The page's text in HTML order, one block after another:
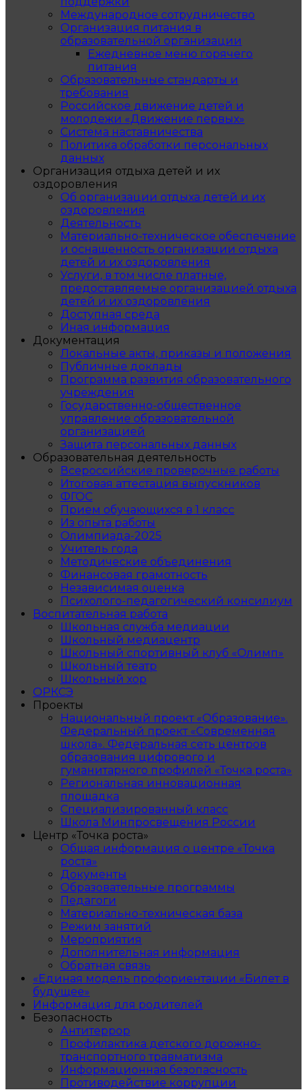
Международное сотрудничество
Организация питания в
образовательной организации
Ежедневное меню горячего
питания
Образовательные стандарты и
требования
Российское движение детей и
молодежи «Движение первых»
Система наставничества
Политика обработки персональных
данных
Организация отдыха детей и их
оздоровления
Об организации отдыха детей и их
оздоровления
Деятельность
Материально-техническое обеспечение
и оснащенность организации отдыха
детей и их оздоровления
Услуги, в том числе платные,
предоставляемые организацией отдыха
детей и их оздоровления
Доступная среда
Иная информация
Документация
Локальные акты, приказы и положения
Публичные доклады
Программа развития образовательного
учреждения
Государственно-общественное
управление образовательной
организацией
Защита персональных данных
Образовательная деятельность
Всероссийские проверочные работы
Итоговая аттестация выпускников
ФГОС
Прием обучающихся в 1 класс
Из опыта работы
Олимпиада-2025
Учитель года
Методические объединения
Финансовая грамотность
Независимая оценка
Психолого-педагогический консилиум
Воспитательная работа
Школьная служба медиации
Школьный медиацентр
Школьный спортивный клуб «Олимп»
Школьный театр
Школьный хор
ОРКСЭ
Проекты
Национальный проект «Образование».
Федеральный проект «Современная
школа». Федеральная сеть центров
образования цифрового и
гуманитарного профилей «Точка роста»
Региональная инновационная
площадка
Специализированный класс
Школа Минпросвещения России
Центр «Точка роста»
Общая информация о центре «Точка
роста»
Документы
Образовательные программы
Педагоги
Материально-техническая база
Режим занятий
Мероприятия
Дополнительная информация
Обратная связь
«Единая модель профориентации «Билет в
будущее»
Информация для родителей
Безопасность
Антитеррор
Профилактика детского дорожно-
транспортного травматизма
Информационная безопасность
Противодействие коррупции